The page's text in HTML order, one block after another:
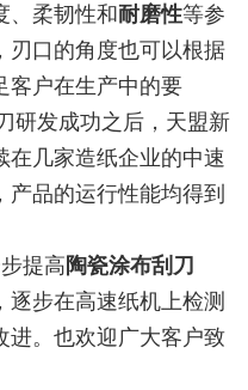
、柔韧性和耐磨性等参
刃口的角度也可以根据
客户在生产中的要
研发成功之后，天盟新
在几家造纸企业的中速
品的运行性能均得到
提高 陶瓷涂布刮刀
逐步在高速纸机上检测
进。也欢迎广大客户致